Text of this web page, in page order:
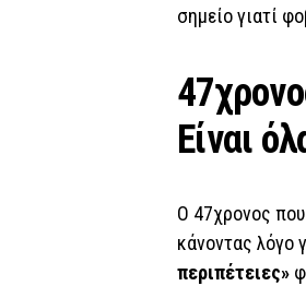
σημείο γιατί
Είναι
Ο 47χρονος που
κάνοντας λόγο
περιπέτειες»